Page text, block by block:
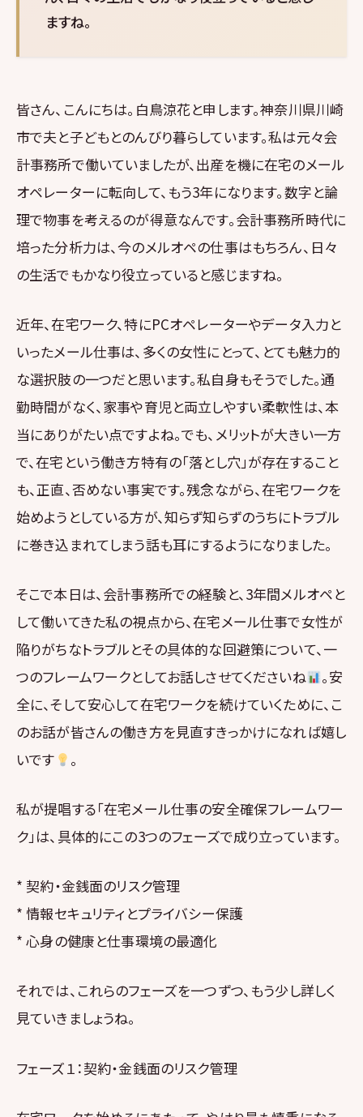
ますね。
皆さん、こんにちは。白鳥涼花と申します。神奈川県川崎
市で夫と子どもとのんびり暮らしています。私は元々会
計事務所で働いていましたが、出産を機に在宅のメール
オペレーターに転向して、もう3年になります。数字と論
理で物事を考えるのが得意なんです。会計事務所時代に
培った分析力は、今のメルオペの仕事はもちろん、日々
の生活でもかなり役立っていると感じますね。
近年、在宅ワーク、特にPCオペレーターやデータ入力と
いったメール仕事は、多くの女性にとって、とても魅力的
な選択肢の一つだと思います。私自身もそうでした。通
勤時間がなく、家事や育児と両立しやすい柔軟性は、本
当にありがたい点ですよね。でも、メリットが大きい一方
で、在宅という働き方特有の「落とし穴」が存在すること
も、正直、否めない事実です。残念ながら、在宅ワークを
始めようとしている方が、知らず知らずのうちにトラブル
に巻き込まれてしまう話も耳にするようになりました。
そこで本日は、会計事務所での経験と、3年間メルオペと
して働いてきた私の視点から、在宅メール仕事で女性が
陥りがちなトラブルとその具体的な回避策について、一
つのフレームワークとしてお話しさせてくださいね
。安
全に、そして安心して在宅ワークを続けていくために、こ
のお話が皆さんの働き方を見直すきっかけになれば嬉し
いです
。
私が提唱する「在宅メール仕事の安全確保フレームワー
ク」は、具体的にこの3つのフェーズで成り立っています。
* 契約・金銭面のリスク管理
* 情報セキュリティとプライバシー保護
* 心身の健康と仕事環境の最適化
それでは、これらのフェーズを一つずつ、もう少し詳しく
見ていきましょうね。
フェーズ１：契約・金銭面のリスク管理